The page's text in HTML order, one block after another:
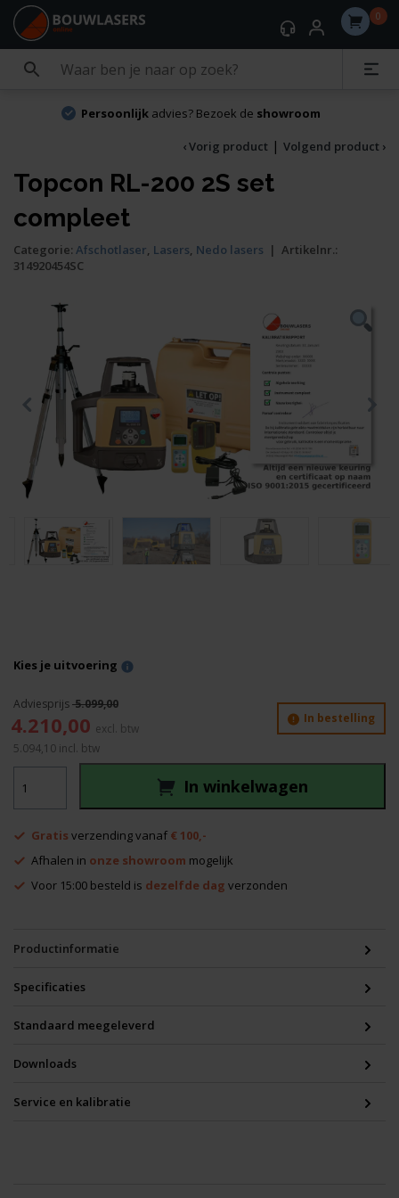
0
Persoonlijkadvies? Bezoek de showroom
‹ Vorig product | Volgend product ›
Topcon RL-200 2S set
compleet
Categorie: Afschotlaser, Lasers, Nedo lasers | Artikelnr.:
314920454SC
Kies je uitvoering
In bestelling
RL-
200
set
compleet
5.094,10 incl. btw
In winkelwagen
5.099,00
Oorspronkelijke
prijs
was:
4.210,00
4.210,00.
Gratis verzending vanaf € 100,-
Afhalen in onze showroom mogelijk
Voor 15:00 besteld is dezelfde dag verzonden
Productinformatie
Specificaties
Standaard meegeleverd
Downloads
Service en kalibratie